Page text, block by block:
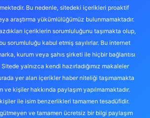
Bu nedenle, sitedeki içerikleri proaktif
araştırma yükümlülüğümüz bulunmamaktadır.
içeriklerin sorumluluğunu taşımakta olup,
sorumluluğu kabul etmiş sayılırlar. Bu internet
kurum veya şahıs şirketi ile hiçbir bağlantısı
yalnızca kendi hazırladığımız makaleler
yer alan içerikler haber niteliği taşımamakta
ve kişiler hakkında paylaşım yapılmamaktadır.
ile isim benzerlikleri tamamen tesadüfidir.
ve tamamen ücretsiz bir bilgi paylaşım